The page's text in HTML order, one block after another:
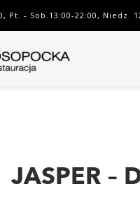
Pt. - Sob.13:00-22:00, Niedz.
JASPER –